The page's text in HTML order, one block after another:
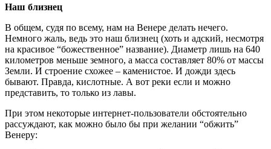
Наш близнец
В общем, судя по всему, нам на Венере делать нечего.
Немного жаль, ведь это наш близнец (хоть и адский, несмотря
на красивое “божественное” название). Диаметр лишь на 640
километров меньше земного, а масса составляет 80% от массы
Земли. И строение схожее – каменистое. И дожди здесь
бывают. Правда, кислотные. А вот реки если и можно
представить, то только из лавы.
При этом некоторые интернет-пользователи обстоятельно
рассуждают, как можно было бы при желании “обжить”
Венеру: